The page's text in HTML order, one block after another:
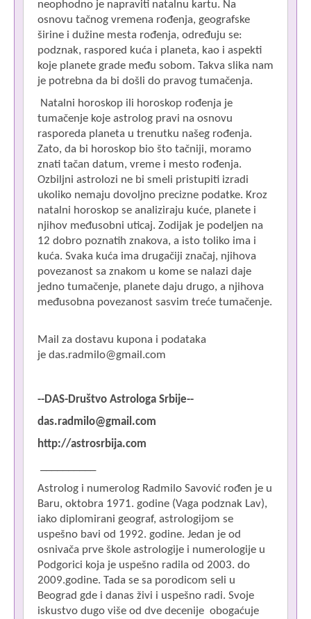
neophodno je napraviti natalnu kartu. Na
osnovu tačnog vremena rođenja, geografske
širine i dužine mesta rođenja, određuju se:
podznak, raspored kuća i planeta, kao i aspekti
koje planete grade među sobom. Takva slika nam
je potrebna da bi došli do pravog tumačenja.
Natalni horoskop ili horoskop rođenja je
tumačenje koje astrolog pravi na osnovu
rasporeda planeta u trenutku našeg rođenja.
Zato, da bi horoskop bio što tačniji, moramo
znati tačan datum, vreme i mesto rođenja.
Ozbiljni astrolozi ne bi smeli pristupiti izradi
ukoliko nemaju dovoljno precizne podatke. Kroz
natalni horoskop se analiziraju kuće, planete i
njihov međusobni uticaj. Zodijak je podeljen na
12 dobro poznatih znakova, a isto toliko ima i
kuća. Svaka kuća ima drugačiji značaj, njihova
povezanost sa znakom u kome se nalazi daje
jedno tumačenje, planete daju drugo, a njihova
međusobna povezanost sasvim treće tumačenje.
Mail za dostavu kupona i podataka
je das.radmilo@gmail.com
--DAS-Društvo Astrologa Srbije--
das.radmilo@gmail.com
http://astrosrbija.com
Astrolog i numerolog Radmilo Savović rođen je u
Baru, oktobra 1971. godine (Vaga podznak Lav),
iako diplomirani geograf, astrologijom se
uspešno bavi od 1992. godine. Jedan je od
osnivača prve škole astrologije i numerologije u
Podgorici koja je uspešno radila od 2003. do
2009.godine. Tada se sa porodicom seli u
Beograd gde i danas živi i uspešno radi. Svoje
iskustvo dugo više od dve decenije obogaćuje